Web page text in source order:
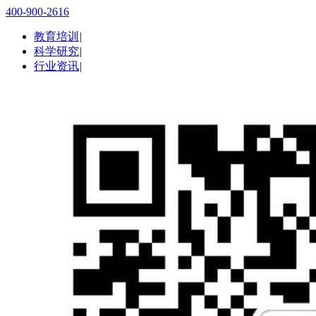
400-900-2616
教育培训 |
科学研究|
行业资讯|